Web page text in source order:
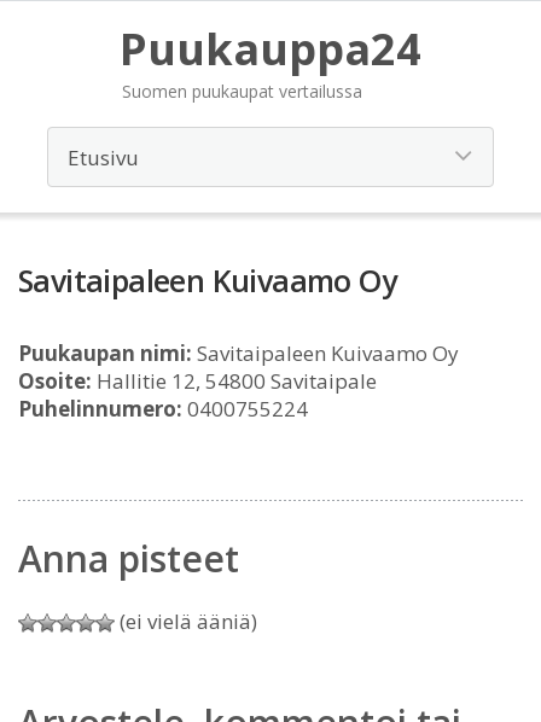
Puukauppa24
Suomen puukaupat vertailussa
Savitaipaleen Kuivaamo Oy
Puukaupan nimi: Savitaipaleen Kuivaamo Oy
Osoite: Hallitie 12, 54800 Savitaipale
Puhelinnumero: 0400755224
Anna pisteet
(ei vielä ääniä)